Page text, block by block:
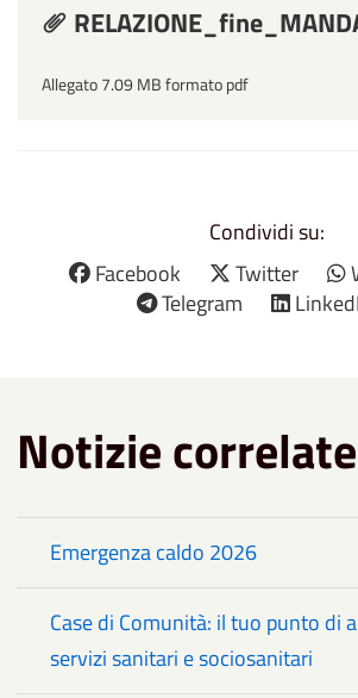
Allegato 7.09 MB formato pdf
Condividi su:
Facebook
Twitter
Telegram
Notizie correlate
Emergenza caldo 2026
Case di Comunità: il tuo punto di
servizi sanitari e sociosanitari